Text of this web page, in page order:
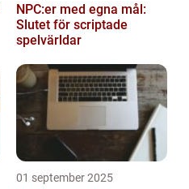
NPC:er med egna mål:
Slutet för scriptade
spelvärldar
01 september 2025